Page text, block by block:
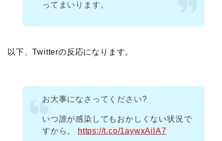
ってまいります。
以下、Twitterの反応になります。
お大事になさってください?
いつ誰が感染してもおかしくない状況で
すから。
https://t.co/1aywxAilA7